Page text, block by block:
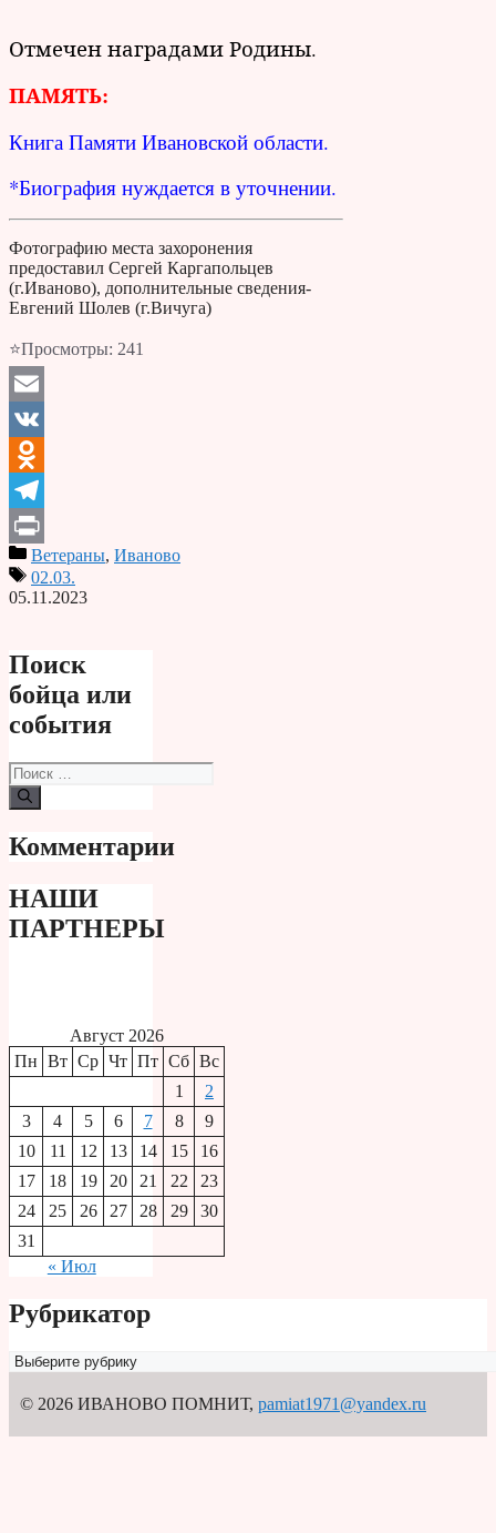
Отмечен наградами Родины.
ПАМЯТЬ:
Книга Памяти Ивановской области.
*Биография нуждается в уточнении.
Фотографию места захоронения
предоставил Сергей Каргапольцев
(г.Иваново), дополнительные сведения-
Евгений Шолев (г.Вичуга)
⭐Просмотры: 241
Email
VK
Odnoklassniki
Telegram
PrintВетераны, Иваново
02.03.
05.11.2023
Поиск
бойца или
события
Поиск:
Комментарии
НАШИ
ПАРТНЕРЫ
Август 2026
Пн Вт Ср Чт Пт Сб Вс
1
2
3
4 5 6 7 8
9
10
11 12 13 14 15
16
17
18 19 20 21 22
23
24
25 26 27 28 29
30
31
« Июл
Рубрикатор
Рубрикатор
© 2026 ИВАНОВО ПОМНИТ, pamiat1971@yandex.ru